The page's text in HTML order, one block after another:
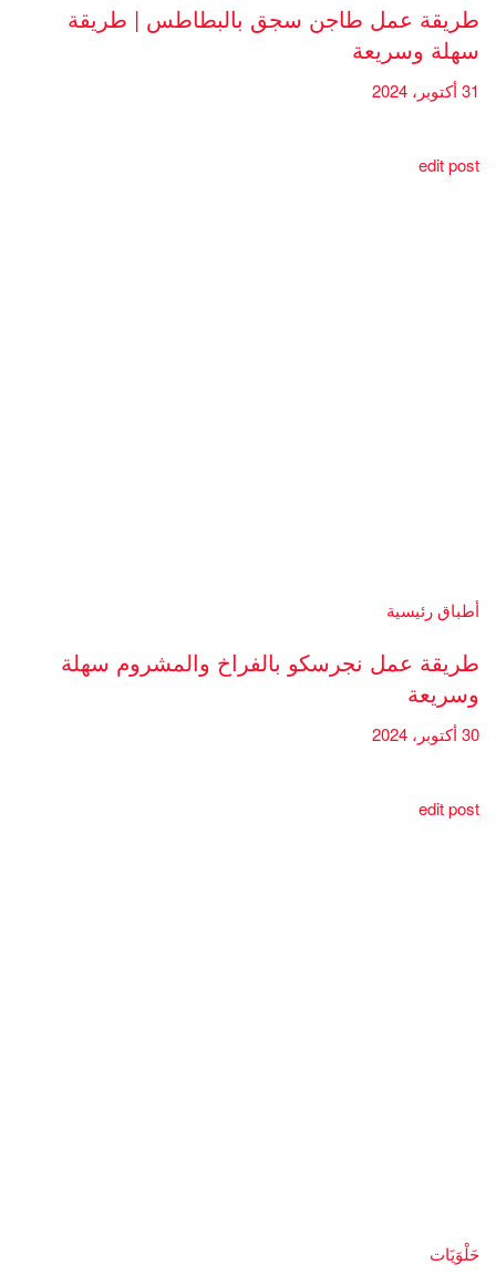
طريقة عمل طاجن سجق بالبطاطس | طريقة
سهلة وسريعة
31 أكتوبر، 2024
edit post
أطباق رئيسية
طريقة عمل نجرسكو بالفراخ والمشروم سهلة
وسريعة
30 أكتوبر، 2024
edit post
حَلْوَيَات